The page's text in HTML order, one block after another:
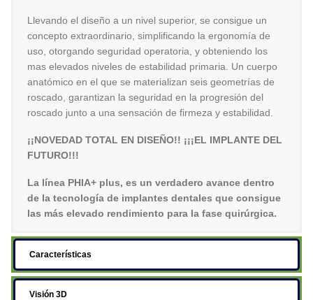
Llevando el diseño a un nivel superior, se consigue un
concepto extraordinario, simplificando la ergonomía de
uso, otorgando seguridad operatoria, y obteniendo los
mas elevados niveles de estabilidad primaria. Un cuerpo
anatómico en el que se materializan seis geometrías de
roscado, garantizan la seguridad en la progresión del
roscado junto a una sensación de firmeza y estabilidad.
¡¡NOVEDAD TOTAL EN DISEÑO!! ¡¡¡EL IMPLANTE DEL
FUTURO!!!
La línea PHIA+ plus, es un verdadero avance dentro
de la tecnología de implantes dentales que consigue
las más elevado rendimiento para la fase quirúrgica.
Características
Visión 3D